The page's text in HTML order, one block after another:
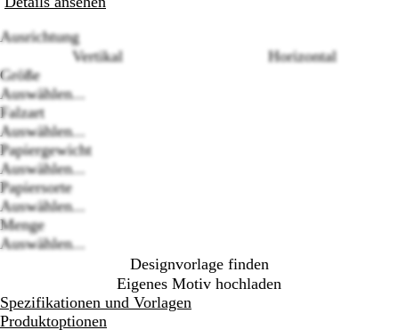
Ausrichtung
Vertikal
Horizontal
Größe
Auswählen...
Falzart
Auswählen...
Papiergewicht
Auswählen...
Papiersorte
Auswählen...
Menge
Auswählen...
Designvorlage finden
Eigenes Motiv hochladen
Spezifikationen und Vorlagen
Produktoptionen